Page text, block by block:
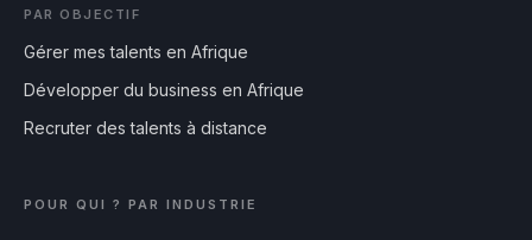
PAR OBJECTIF
Gérer mes talents en Afrique
Développer du business en Afrique
Recruter des talents à distance
POUR QUI ? PAR INDUSTRIE